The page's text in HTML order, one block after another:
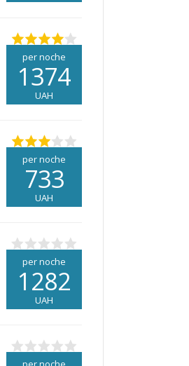
per noche
1374
UAH
per noche
733
UAH
per noche
1282
UAH